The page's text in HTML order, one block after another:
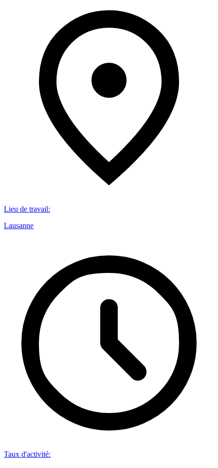
Lieu de travail:
Lausanne
Taux d'activité: